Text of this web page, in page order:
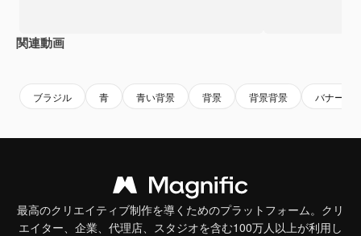
関連動画
ブラジル 青 青い背景 背景 背景背景 バナー背
最高のクリエイティブ制作を導くためのプラットフォーム。クリ
エイター、企業、代理店、スタジオを含む100万人以上が利用し